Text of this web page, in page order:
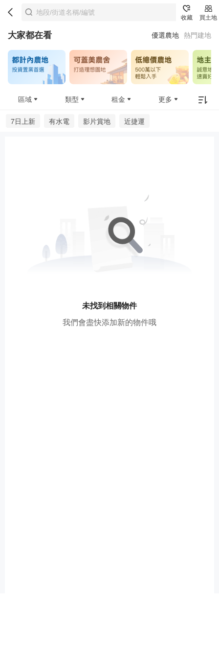
收藏 買土地
大家都在看 優選農地 熱門建地
區域 類型 租金 更多
7日上新 有水電 影片賞地 近捷運
未找到相關物件
我們會盡快添加新的物件哦